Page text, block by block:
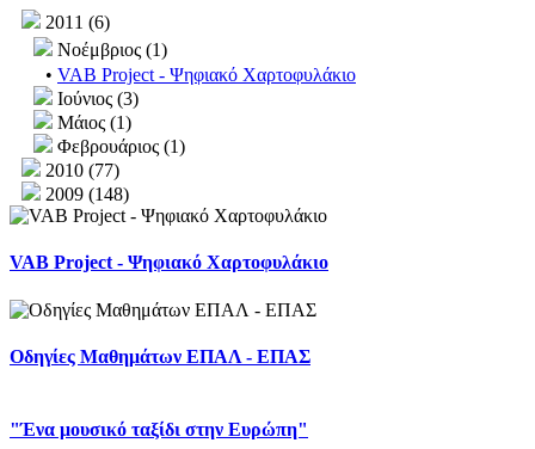
2011 (6)
Νοέμβριος (1)
• VAB Project - Ψηφιακό Χαρτοφυλάκιο
Ιούνιος (3)
Μάιος (1)
Φεβρουάριος (1)
2010 (77)
2009 (148)
VAB Project - Ψηφιακό Χαρτοφυλάκιο
Οδηγίες Μαθημάτων ΕΠΑΛ - ΕΠΑΣ
"Ένα μουσικό ταξίδι στην Ευρώπη"